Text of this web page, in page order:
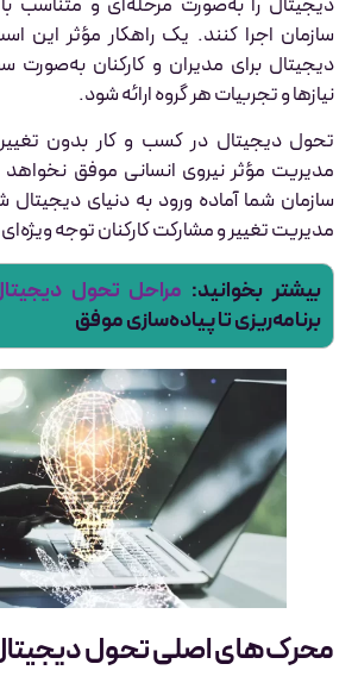
سازمان اجرا کنند. یک راهکار مؤثر این
دیجیتال برای مدیران و کارکنان به‌صورت
نیازها و تجربیات هر گروه ارائه شود.
تحول دیجیتال در کسب و کار بدون
مدیریت مؤثر نیروی انسانی موفق
سازمان شما آماده ورود به دنیای دیجیتال
مدیریت تغییر و مشارکت کارکنان توجه
بیشتر بخوانید: مراحل تحول
برنامه‌ریزی تا پیاده‌سازی موفق
محرک‌های اصلی تحول